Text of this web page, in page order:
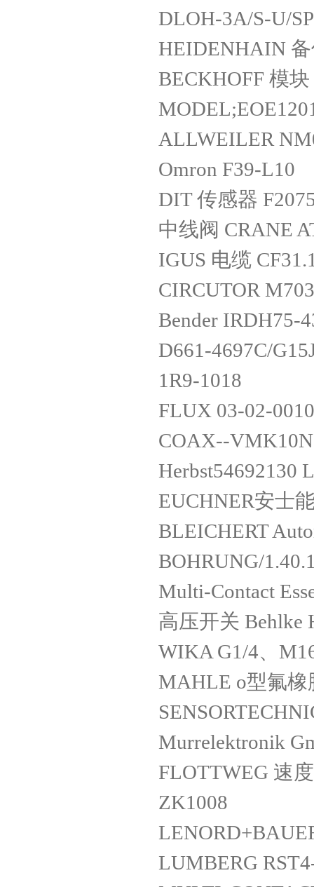
DLOH-3A/S-U/
HEIDENHAIN
BECKHOFF 模
ALLWEILER
Omron F39-L10
DIT 传感器
中线阀 CRANE
IGUS 电缆
CIRCUTOR
Bender IRDH75-
D661-4697C/
1R9-1018
FLUX 03-02-
COAX--
Herbst54692130
EUCHNER安士
BLEICHERT
BOHRUNG/
Multi-Contact
高压开关 Behlke
WIKA G1/4、
MAHLE o型氟橡
Murrelektronik
FLOTTWEG 速
ZK1008
LUMBERG